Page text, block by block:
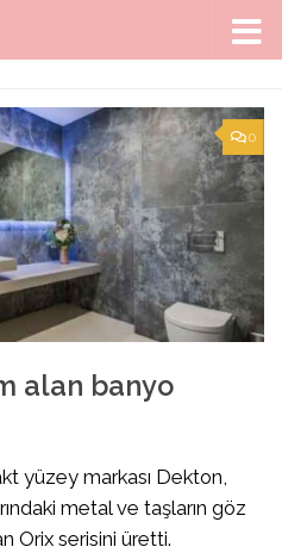
0
alan banyo
yüzey markası Dekton,
metal ve taşların göz
Orix serisini üretti.